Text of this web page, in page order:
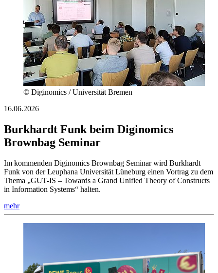
© Diginomics / Universität Bremen
16.06.2026
Burkhardt Funk beim Diginomics
Brownbag Seminar
Im kommenden Diginomics Brownbag Seminar wird Burkhardt
Funk von der Leuphana Universität Lüneburg einen Vortrag zu dem
Thema „GUT-IS – Towards a Grand Unified Theory of Constructs
in Information Systems“ halten.
mehr